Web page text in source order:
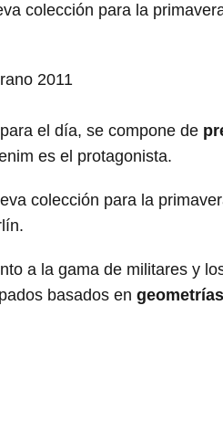
colección para la
el día, se compone de
es el protagonista.
a la gama de militares y
basados en geometrías